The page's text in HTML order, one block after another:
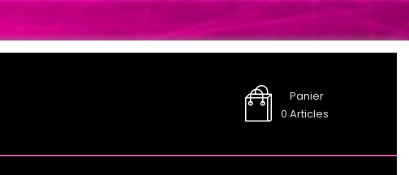
Panier
0 Articles